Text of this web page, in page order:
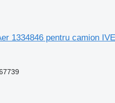
1334846 pentru camion